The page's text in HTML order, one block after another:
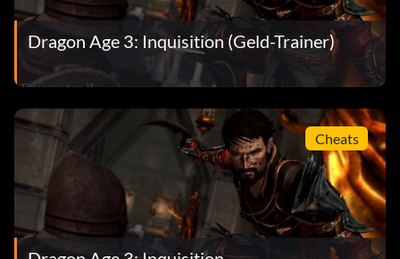
Dragon Age 3: Inquisition (Geld-Trainer)
Cheats